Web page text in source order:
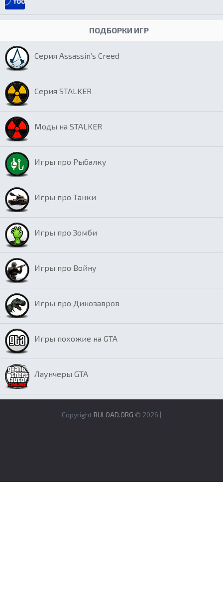
ПОДБОРКИ ИГР
Серия Assassin’s Creed
Серия STALKER
Моды на STALKER
Игры про Рыбалку
Игры про Танки
Игры про Зомби
Игры про Войну
Игры про Динозавров
Игры похожие на GTA
Лаунчеры GTA
Copyright RULOAD.ORG © 2026 |